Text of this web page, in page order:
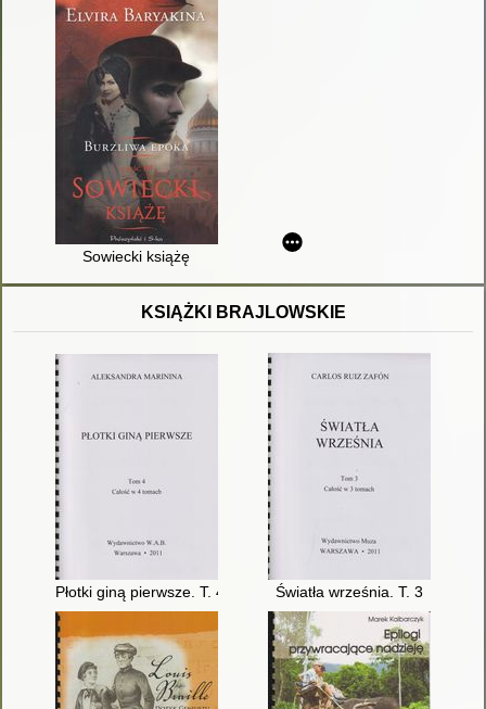
Sowiecki książę
KSIĄŻKI BRAJLOWSKIE
Płotki giną pierwsze. T. 4 Światła września. T. 3